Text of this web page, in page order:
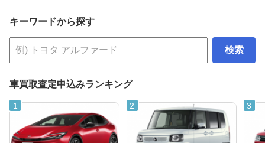
キーワードから探す
検索
車買取査定申込みランキング